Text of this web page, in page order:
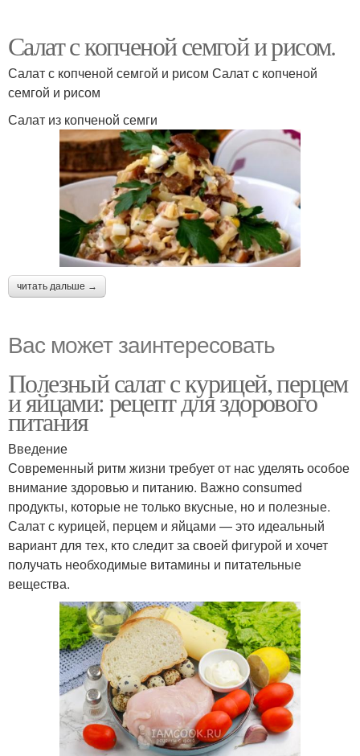
Салат с копченой семгой и рисом.
Салат с копченой семгой и рисом Салат с копченой
семгой и рисом
Салат из копченой семги
читать дальше →
Вас может заинтересовать
Полезный салат с курицей, перцем
и яйцами: рецепт для здорового
питания
Введение
Современный ритм жизни требует от нас уделять особое
внимание здоровью и питанию. Важно consumed
продукты, которые не только вкусные, но и полезные.
Салат с курицей, перцем и яйцами — это идеальный
вариант для тех, кто следит за своей фигурой и хочет
получать необходимые витамины и питательные
вещества.